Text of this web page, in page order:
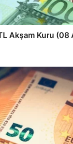
Akşam Kuru